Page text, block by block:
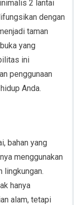
2 lantai
dengan
taman
yang
ini
penggunaan
Anda.
bahan yang
menggunakan
lingkungan.
hanya
alam, tetapi